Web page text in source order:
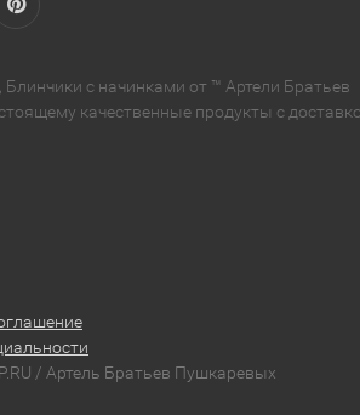
с начинками от ™ Артели Братьев
качественные продукты с
/ Артель Братьев Пушкаревых